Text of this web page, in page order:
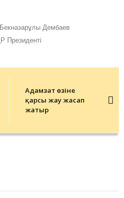
Дембаев
Президенті
Адамзат өзіне
қарсы жау жасап
жатыр